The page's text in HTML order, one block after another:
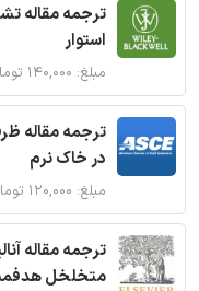
ترجمه مقاله
استوار
مبلغ: ۱۴۰,۰۰۰ تومان
ترجمه مقاله
در خاک نرم
مبلغ: ۱۲۰,۰۰۰ تومان
ترجمه مقاله
متخلخل